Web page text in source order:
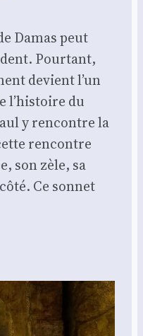
Damas peut
Pourtant,
devient l’un
l’histoire du
y rencontre la
rencontre
son zèle, sa
Ce sonnet